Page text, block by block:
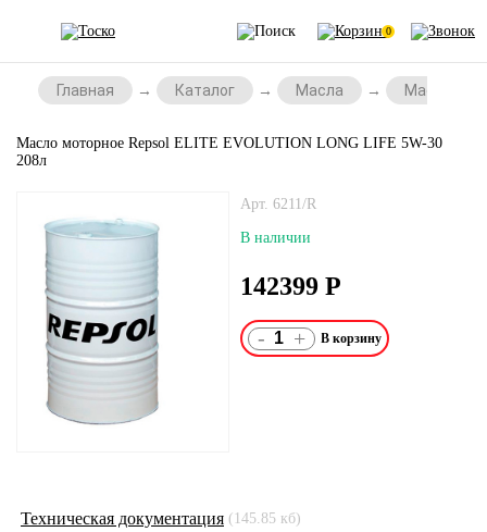
0
Главная Каталог Масла Масла для
Масло моторное Repsol ELITE EVOLUTION LONG LIFE 5W-30
208л
Арт. 6211/R
В наличии
142399 Р
- +
Техническая документация (145.85 кб)